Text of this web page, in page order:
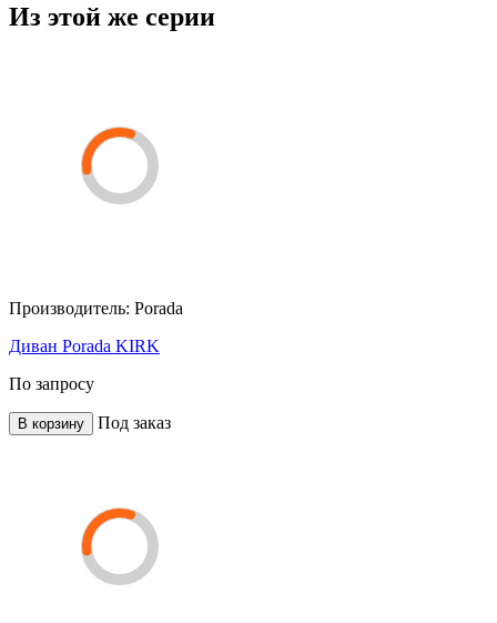
Из этой же серии
Производитель: Porada
Диван Porada KIRK
По запросу
В корзину Под заказ